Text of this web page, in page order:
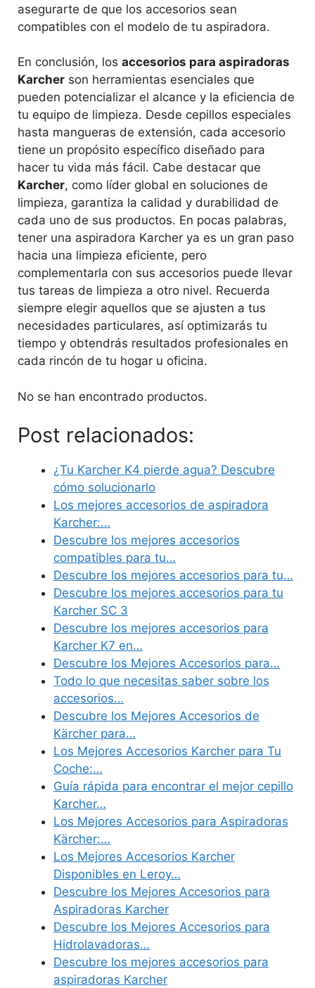
asegurarte de que los accesorios sean
compatibles con el modelo de tu aspiradora.
En conclusión, los accesorios para aspiradoras
Karcher son herramientas esenciales que
pueden potencializar el alcance y la eficiencia de
tu equipo de limpieza. Desde cepillos especiales
hasta mangueras de extensión, cada accesorio
tiene un propósito específico diseñado para
hacer tu vida más fácil. Cabe destacar que
Karcher, como líder global en soluciones de
limpieza, garantiza la calidad y durabilidad de
cada uno de sus productos. En pocas palabras,
tener una aspiradora Karcher ya es un gran paso
hacia una limpieza eficiente, pero
complementarla con sus accesorios puede llevar
tus tareas de limpieza a otro nivel. Recuerda
siempre elegir aquellos que se ajusten a tus
necesidades particulares, así optimizarás tu
tiempo y obtendrás resultados profesionales en
cada rincón de tu hogar u oficina.
No se han encontrado productos.
Post relacionados:
¿Tu Karcher K4 pierde agua? Descubre
cómo solucionarlo
Los mejores accesorios de aspiradora
Karcher:…
Descubre los mejores accesorios
compatibles para tu…
Descubre los mejores accesorios para tu…
Descubre los mejores accesorios para tu
Karcher SC 3
Descubre los mejores accesorios para
Karcher K7 en…
Descubre los Mejores Accesorios para…
Todo lo que necesitas saber sobre los
accesorios…
Descubre los Mejores Accesorios de
Kärcher para…
Los Mejores Accesorios Karcher para Tu
Coche:…
Guía rápida para encontrar el mejor cepillo
Karcher…
Los Mejores Accesorios para Aspiradoras
Kärcher:…
Los Mejores Accesorios Karcher
Disponibles en Leroy…
Descubre los Mejores Accesorios para
Aspiradoras Karcher
Descubre los Mejores Accesorios para
Hidrolavadoras…
Descubre los mejores accesorios para
aspiradoras Karcher